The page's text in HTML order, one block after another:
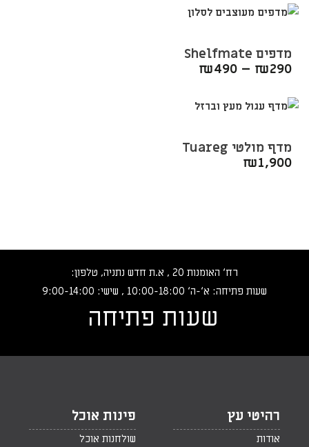
מדפים Shelfmate
₪290
–
₪490
מדף מולטי Tuareg
₪1,900
רח‘ האומנות 20 , א.ת חדש נתניה, טלפון:
שעות פתיחה: א‘-ה‘ 10:00-18:00 , שישי: 9:00-14:00
שעות פתיחה
רהיטי עץ
אודות
פינות אוכל
שולחנות אוכל